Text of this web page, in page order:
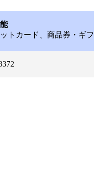
トカード、商品券・ギフ